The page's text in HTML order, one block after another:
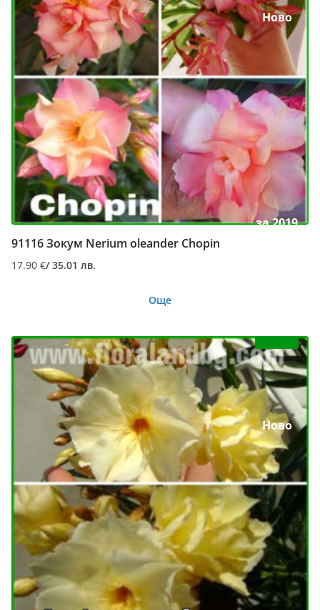
Ново
за 2019
91116 Зокум Nerium oleander Chopin
17.90 €/ 35.01 лв.
Още
Ново